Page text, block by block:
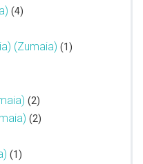
(4)
(Zumaia) (1)
(2)
(2)
(1)